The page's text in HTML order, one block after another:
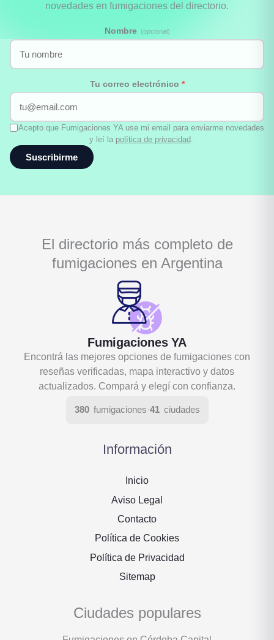
novedades en fumigaciones del directorio.
Nombre (opcional)
Tu correo electrónico *
Acepto que Fumigaciones YA use mi email para enviarme novedades
y leí la política de privacidad.
Suscribirme
El directorio más completo de
fumigaciones en Argentina
Fumigaciones YA
Encontrá las mejores opciones de fumigaciones con
reseñas verificadas, mapa interactivo y datos
actualizados. Compará y elegí con confianza.
380 fumigaciones·41 ciudades
Información
Inicio
Aviso Legal
Contacto
Política de Cookies
Política de Privacidad
Sitemap
Ciudades populares